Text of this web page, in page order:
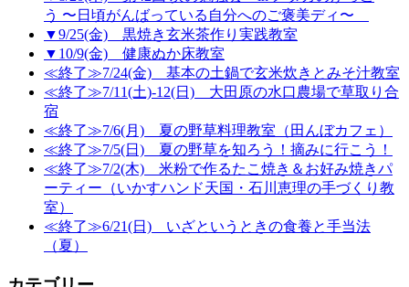
う 〜日頃がんばっている自分へのご褒美ディ〜
▼9/25(金) 黒焼き玄米茶作り実践教室
▼10/9(金) 健康ぬか床教室
≪終了≫7/24(金) 基本の土鍋で玄米炊きとみそ汁教室
≪終了≫7/11(土)-12(日) 大田原の水口農場で草取り合
宿
≪終了≫7/6(月) 夏の野草料理教室（田んぼカフェ）
≪終了≫7/5(日) 夏の野草を知ろう！摘みに行こう！
≪終了≫7/2(木) 米粉で作るたこ焼き＆お好み焼きパ
ーティー（いかすハンド天国・石川恵理の手づくり教
室）
≪終了≫6/21(日) いざというときの食養と手当法
（夏）